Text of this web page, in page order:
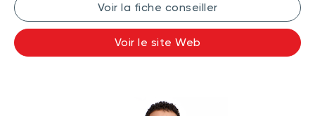
Voir la fiche conseiller
Voir le site Web